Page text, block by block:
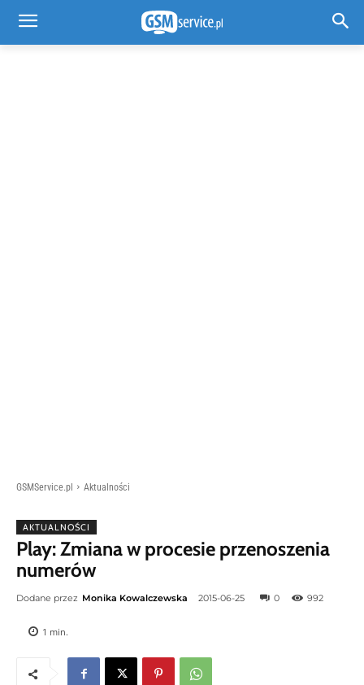
GSMService.pl Aktualności
AKTUALNOŚCI
Play: Zmiana w procesie przenoszenia
numerów
Dodane przez Monika Kowalczewska 2015-06-25 0 992
1 min.